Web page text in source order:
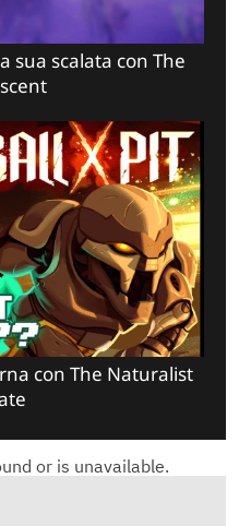
sua scalata con The
con The Naturalist